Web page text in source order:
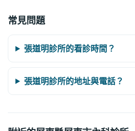
常見問題
張道明診所的看診時間？
張道明診所的地址與電話？